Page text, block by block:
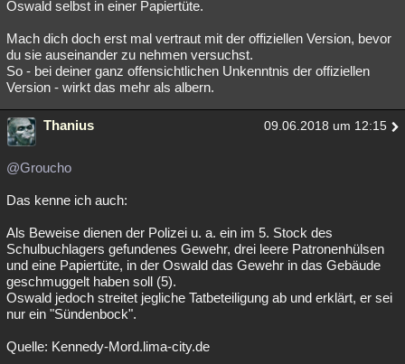
Oswald selbst in einer Papiertüte.
Mach dich doch erst mal vertraut mit der offiziellen Version, bevor
du sie auseinander zu nehmen versuchst.
So - bei deiner ganz offensichtlichen Unkenntnis der offiziellen
Version - wirkt das mehr als albern.
Thanius 09.06.2018 um 12:15
@Groucho
Das kenne ich auch:
Als Beweise dienen der Polizei u. a. ein im 5. Stock des
Schulbuchlagers gefundenes Gewehr, drei leere Patronenhülsen
und eine Papiertüte, in der Oswald das Gewehr in das Gebäude
geschmuggelt haben soll (5).
Oswald jedoch streitet jegliche Tatbeteiligung ab und erklärt, er sei
nur ein "Sündenbock".
Quelle: Kennedy-Mord.lima-city.de